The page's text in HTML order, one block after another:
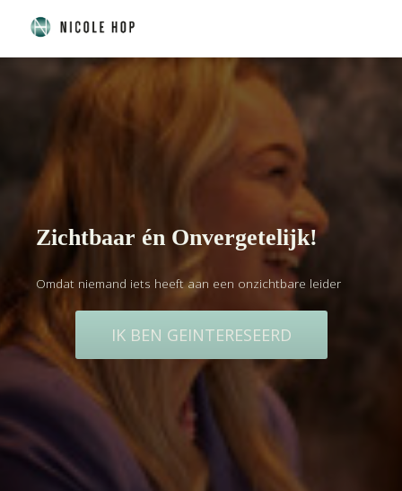
Zichtbaar én Onvergetelijk!
Omdat niemand iets heeft aan een onzichtbare leider
IK BEN GEINTERESEERD